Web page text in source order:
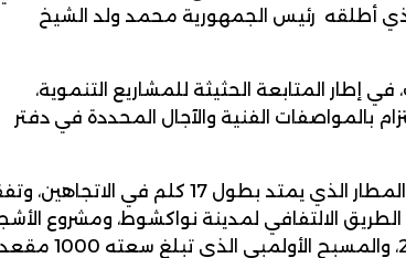
أطلقه رئيس الجمهورية محمد ولد الشيخ
الثلاث، في إطار المتابعة الحثيثة للمشاريع التنموية،
بالمواصفات الفنية والآجال المحددة في دفتر
وقد بدأ الوزير الأول جولته في نواكشوط الغربية بزيارة توسعة طريق المطار الذي يمتد بطول 17 كلم في
الالتفافي لمدينة نواكشوط، ومشروع
الذي تم غرسه على جنبات هذا الطريق، إضافة إلى مدرسة أتاك الخير 2، والمسبح الأولمبي الذي